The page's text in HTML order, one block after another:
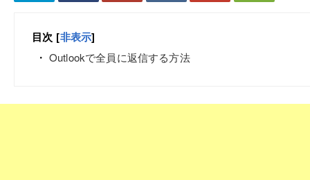
目次 [非表示]
Outlookで全員に返信する方法